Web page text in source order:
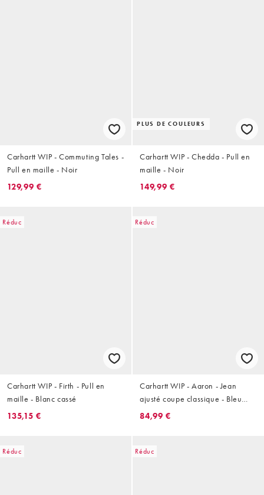
Carhartt WIP - Commuting Tales -
Pull en maille - Noir
129,99 €
PLUS DE COULEURS
Carhartt WIP - Chedda - Pull en
maille - Noir
149,99 €
Réduc
Carhartt WIP - Firth - Pull en
maille - Blanc cassé
135,15 €
Réduc
Carhartt WIP - Aaron - Jean
ajusté coupe classique - Bleu
délavé effet usé
84,99 €
Réduc Réduc